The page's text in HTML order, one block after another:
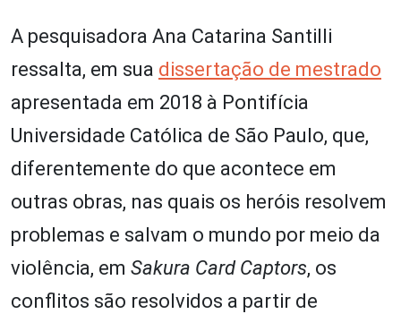
A pesquisadora Ana Catarina Santilli
ressalta, em sua dissertação de mestrado
apresentada em 2018 à Pontifícia
Universidade Católica de São Paulo, que,
diferentemente do que acontece em
outras obras, nas quais os heróis resolvem
problemas e salvam o mundo por meio da
violência, em Sakura Card Captors, os
conflitos são resolvidos a partir de